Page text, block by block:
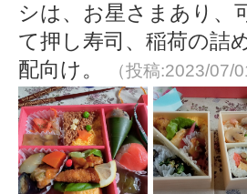
シは、お星さまあり、
て押し寿司、稲荷の詰
配向け。
（投稿:2023/